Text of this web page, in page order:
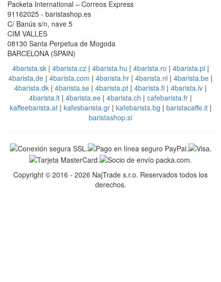
Packeta International – Correos Express
91162025 - baristashop.es
C/ Banús s/n, nave 5
CIM VALLES
08130 Santa Perpetua de Mogoda
BARCELONA (SPAIN)
4barista.sk| 4barista.cz| 4barista.hu | 4barista.ro | 4barista.pl |
4barista.de | 4barista.com | 4barista.hr | 4barista.nl | 4barista.be |
4barista.dk | 4barista.se | 4barista.pt | 4barista.fi | 4barista.lv |
4barista.lt | 4barista.ee | 4barista.ch | cafebarista.fr |
kaffeebarista.at| kafesbarista.gr| kafebarista.bg | baristacaffe.it|
baristashop.si
Copyright © 2016 - 2026 NajTrade s.r.o. Reservados todos los
derechos.